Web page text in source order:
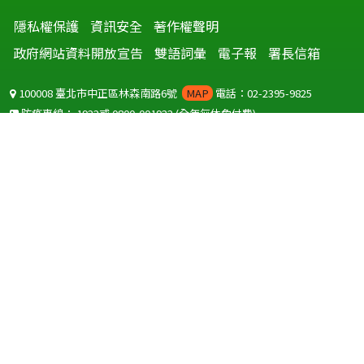
隱私權保護 資訊安全 著作權聲明
政府網站資料開放宣告
雙語詞彙 電子報 署長信箱
100008 臺北市中正區林森南路6號 MAP 電話：02-2395-9825
防疫專線：1922或0800-001922(全年無休免付費)